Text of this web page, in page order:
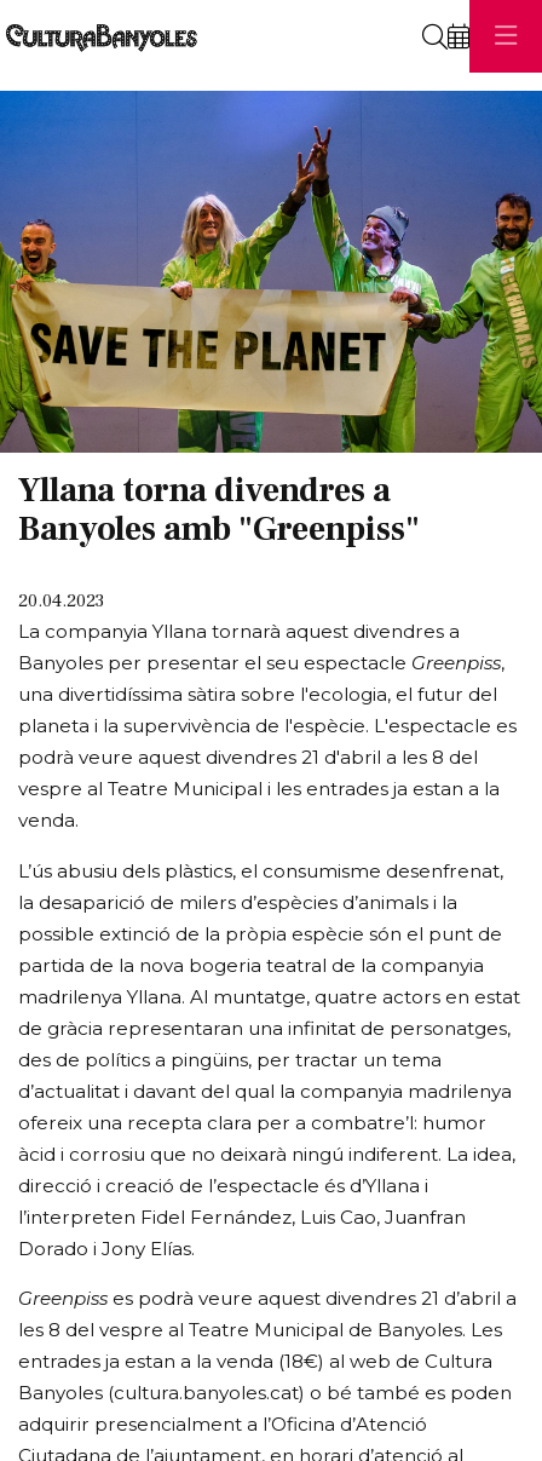
Yllana torna divendres a
Banyoles amb "Greenpiss"
20.04.2023
La companyia Yllana tornarà aquest divendres a
Banyoles per presentar el seu espectacle Greenpiss,
una divertidíssima sàtira sobre l'ecologia, el futur del
planeta i la supervivència de l'espècie. L'espectacle es
podrà veure aquest divendres 21 d'abril a les 8 del
vespre al Teatre Municipal i les entrades ja estan a la
venda.
L’ús abusiu dels plàstics, el consumisme desenfrenat,
la desaparició de milers d’espècies d’animals i la
possible extinció de la pròpia espècie són el punt de
partida de la nova bogeria teatral de la companyia
madrilenya Yllana. Al muntatge, quatre actors en estat
de gràcia representaran una infinitat de personatges,
des de polítics a pingüins, per tractar un tema
d’actualitat i davant del qual la companyia madrilenya
ofereix una recepta clara per a combatre’l: humor
àcid i corrosiu que no deixarà ningú indiferent. La idea,
direcció i creació de l’espectacle és d’Yllana i
l’interpreten Fidel Fernández, Luis Cao, Juanfran
Dorado i Jony Elías.
Greenpiss es podrà veure aquest divendres 21 d’abril a
les 8 del vespre al Teatre Municipal de Banyoles. Les
entrades ja estan a la venda (18€) al web de Cultura
Banyoles (cultura.banyoles.cat) o bé també es poden
adquirir presencialment a l’Oficina d’Atenció
Ciutadana de l’ajuntament, en horari d’atenció al